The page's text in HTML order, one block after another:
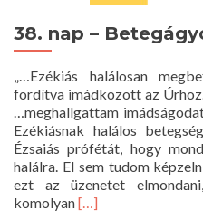
38. nap –
„…Ezékiás halálosan
fordítva imádkozott az
…meghallgattam
Ezékiásnak halálos
Ézsaiás prófétát, hogy
halálra. El sem tudom
ezt az üzenetet
komolyanRead
[…]